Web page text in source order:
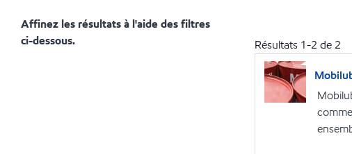
Affinez les résultats à l'aide des filtres
ci-dessous.
Résultats 1-2 de2